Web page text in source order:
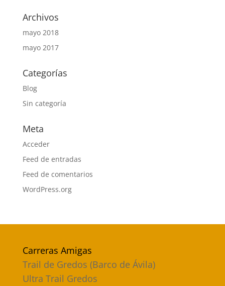
Archivos
mayo 2018
mayo 2017
Categorías
Blog
Sin categoría
Meta
Acceder
Feed de entradas
Feed de comentarios
WordPress.org
Carreras Amigas
Trail de Gredos (Barco de Ávila)
Ultra Trail Gredos